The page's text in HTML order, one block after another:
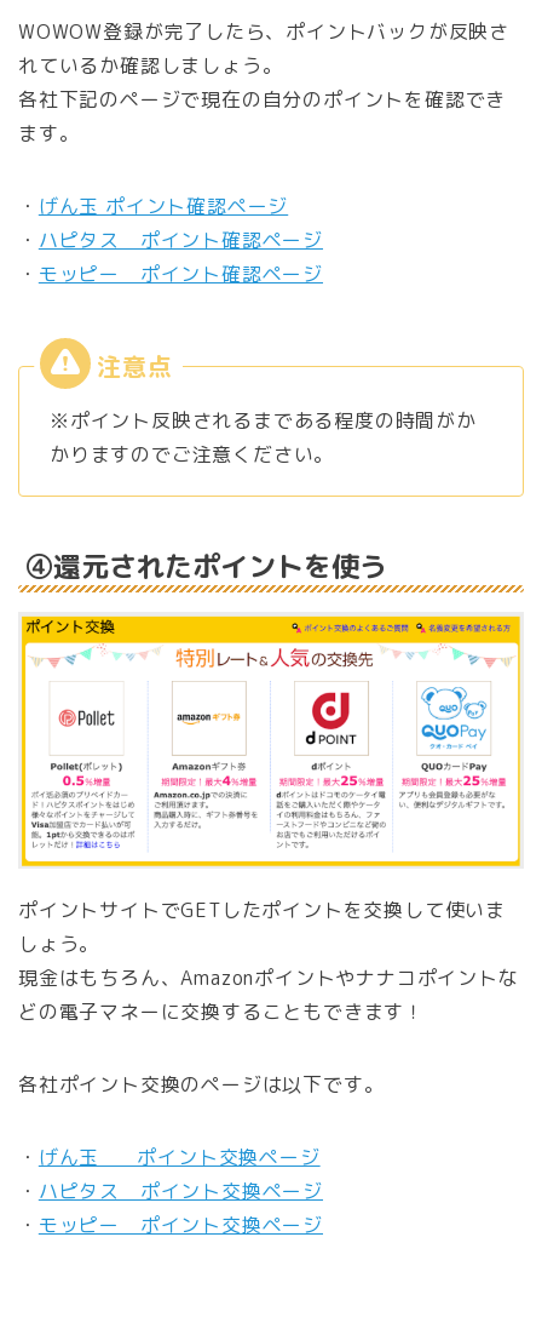
WOWOW登録が完了したら、ポイントバックが反映さ
れているか確認しましょう。
各社下記のページで現在の自分のポイントを確認でき
ます。
・ げん玉 ポイント確認ページ
・ ハピタス ポイント確認ページ
・ モッピー ポイント確認ページ
※ポイント反映されるまである程度の時間がか
かりますのでご注意ください。
④還元されたポイントを使う
ポイントサイトでGETしたポイントを交換して使いま
しょう。
現金はもちろん、Amazonポイントやナナコポイントな
どの電子マネーに交換することもできます！
各社ポイント交換のページは以下です。
・ げん玉 ポイント交換ページ
・ ハピタス ポイント交換ページ
・ モッピー ポイント交換ページ